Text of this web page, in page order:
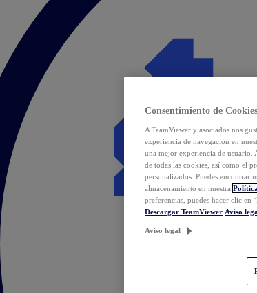
Consentimiento de Cookies
A TeamViewer y asociados nos
experiencia de navegación en
una mejor experiencia de usuario.
de todas las cookies, así como el
personalizados. Puedes encontrar
almacenamiento en nuestra
preferencias, puedes hacer clic en
Descargar TeamViewer Aviso
Aviso legal